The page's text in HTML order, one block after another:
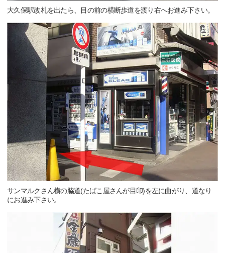
大久保駅改札を出たら、目の前の横断歩道を渡り右へお進み下さい。
サンマルクさん横の脇道(たばこ屋さんが目印)を左に曲がり、道なり
にお進み下さい。